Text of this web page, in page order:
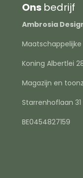
Ons bedrijf
Ambrosia
Maatschappelijke
Koning Albertlei
Magazijn en
Starrenhoflaan
BE0454827159